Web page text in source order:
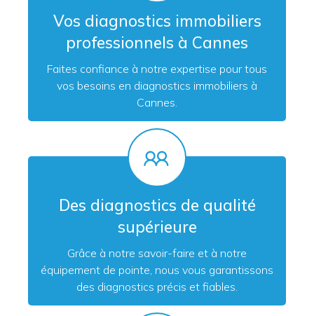
Vos diagnostics immobiliers
professionnels à Cannes
Faites confiance à notre expertise pour tous
vos besoins en diagnostics immobiliers à
Cannes.
Des diagnostics de qualité
supérieure
Grâce à notre savoir-faire et à notre
équipement de pointe, nous vous garantissons
des diagnostics précis et fiables.